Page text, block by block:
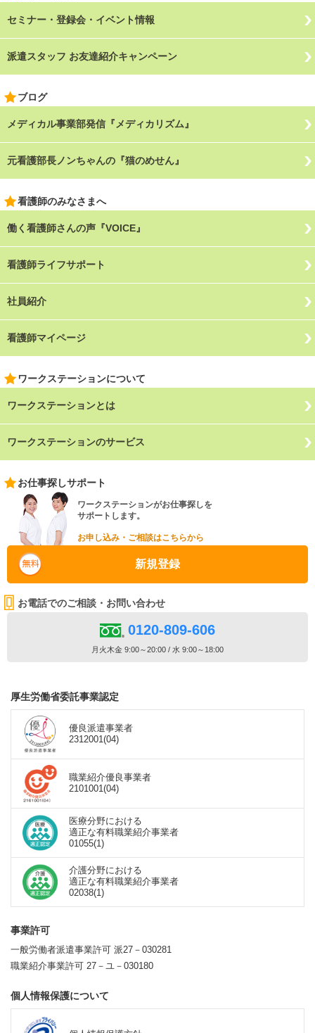
セミナー・登録会・イベント情報
派遣スタッフ お友達紹介キャンペーン
ブログ
メディカル事業部発信『メディカリズム』
元看護部長ノンちゃんの『猫のめせん』
看護師のみなさまへ
働く看護師さんの声『VOICE』
看護師ライフサポート
社員紹介
看護師マイページ
ワークステーションについて
ワークステーションとは
ワークステーションのサービス
お仕事探しサポート
ワークステーションがお仕事探しを
サポートします。
お申し込み・ご相談はこちらから
新規登録
お電話でのご相談・お問い合わせ
0120-809-606
月火木金 9:00～20:00 / 水 9:00～18:00
厚生労働省委託事業認定
優良派遣事業者
2312001(04)
職業紹介優良事業者
2101001(04)
医療分野における
適正な有料職業紹介事業者
01055(1)
介護分野における
適正な有料職業紹介事業者
02038(1)
事業許可
一般労働者派遣事業許可 派27－030281
職業紹介事業許可 27－ユ－030180
個人情報保護について